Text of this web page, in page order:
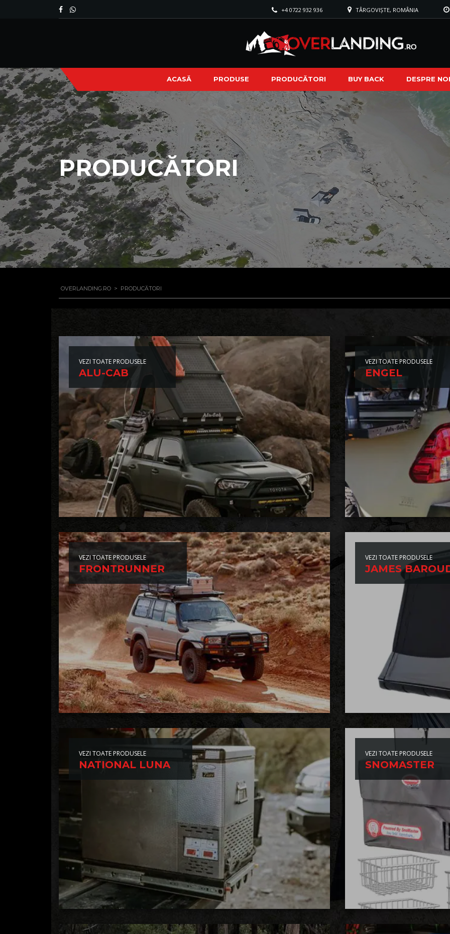
TÂRGOVIȘTE, ROMÂNIA
+4 0722 932 936
ACASĂ PRODUSE PRODUCĂTORI BUY BACK DESPRE NOI
PRODUCĂTORI
OVERLANDING.RO > PRODUCĂTORI
VEZI TOATE PRODUSELE
ALU-CAB
VEZI TOATE PRODUSELE
ENGEL
VEZI TOATE PRODUSELE
FRONTRUNNER
VEZI TOATE PRODUSELE
JAMES
VEZI TOATE PRODUSELE
NATIONAL LUNA
VEZI TOATE PRODUSELE
SNOMASTER